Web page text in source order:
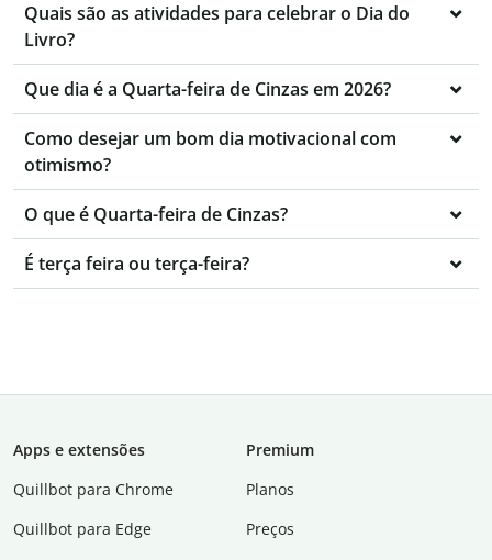
Quais são as atividades para celebrar o Dia do
Livro?
Que dia é a Quarta-feira de Cinzas em 2026?
Como desejar um bom dia motivacional com
otimismo?
O que é Quarta-feira de Cinzas?
É terça feira ou terça-feira?
Apps e extensões
Quillbot para Chrome
Quillbot para Edge
Premium
Planos
Preços